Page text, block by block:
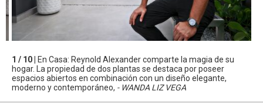
1 / 10 |
En Casa: Reynold Alexander comparte la magia de su
hogar. La propiedad de dos plantas se destaca por poseer
espacios abiertos en combinación con un diseño elegante,
moderno y contemporáneo, - WANDA LIZ VEGA